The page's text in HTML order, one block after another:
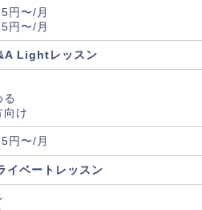
円〜/月
円〜/月
Lightレッスン
向け
円〜/月
イベートレッスン